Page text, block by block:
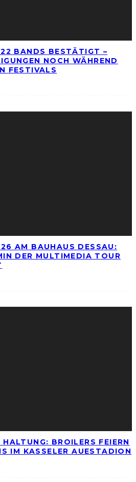
BANDS BESTÄTIGT –
NOCH WÄHREND
FESTIVALS
AM BAUHAUS DESSAU:
DER MULTIMEDIA TOUR
BROILERS FEIERN
IM KASSELER AUESTADION